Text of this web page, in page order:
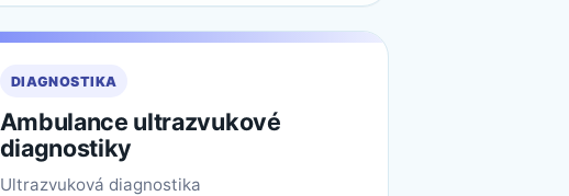
DIAGNOSTIKA
Ambulance ultrazvukové
diagnostiky
Ultrazvuková diagnostika